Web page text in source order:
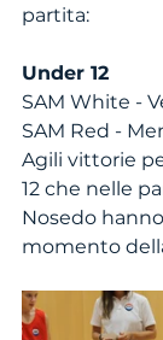
partita:
Under 12
SAM White -
SAM Red -
Agili vittorie
12 che nelle
Nosedo
momento